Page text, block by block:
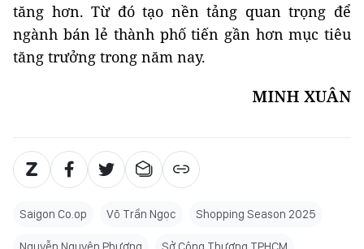
tăng hơn. Từ đó tạo nền tảng quan trọng để
ngành bán lẻ thành phố tiến gần hơn mục tiêu
tăng trưởng trong năm nay.
MINH XUÂN
Saigon Co.op Võ Trần Ngọc Shopping Season 2025